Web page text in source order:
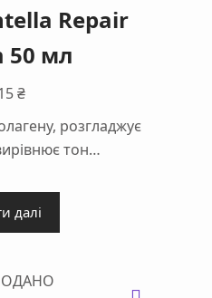
Repair
50 мл
₴
розгладжує
тон…
далі